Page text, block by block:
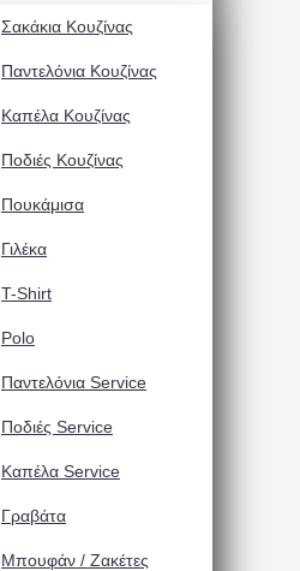
Σακάκια Κουζίνας
Παντελόνια Κουζίνας
Καπέλα Κουζίνας
Ποδιές Κουζίνας
Πουκάμισα
Γιλέκα
T-Shirt
Polo
Παντελόνια Service
Ποδιές Service
Καπέλα Service
Γραβάτα
Μπουφάν / Ζακέτες